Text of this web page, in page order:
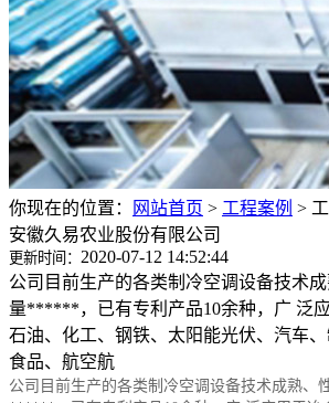
你现在的位置： 网站首页 > 工程案例 >
安徽久易农业股份有限公司
更新时间： 2020-07-12 14:52:44
公司目前生产的各类制冷空调设备技术
量******，已有专利产品10余种，广 泛应
石油、化工、钢铁、太阳能光伏、汽车、
食品、航空航
公司目前生产的各类制冷空调设备技术成熟